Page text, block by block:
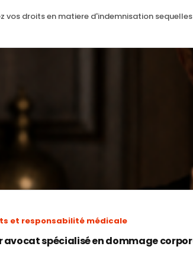
vos droits en matiere d'indemnisation
et responsabilité médicale
avocat spécialisé en dommage